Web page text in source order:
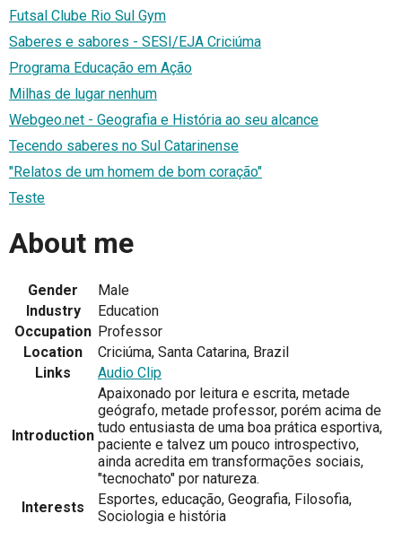
Futsal Clube Rio Sul Gym
Saberes e sabores - SESI/EJA Criciúma
Programa Educação em Ação
Milhas de lugar nenhum
Webgeo.net - Geografia e História ao seu alcance
Tecendo saberes no Sul Catarinense
"Relatos de um homem de bom coração"
Teste
About me
Gender
Male
Industry
Education
Occupation Professor
Location
Criciúma, Santa Catarina, Brazil
Links
Audio Clip
Introduction
Apaixonado por leitura e escrita, metade
geógrafo, metade professor, porém acima de
tudo entusiasta de uma boa prática esportiva,
paciente e talvez um pouco introspectivo,
ainda acredita em transformações sociais,
"tecnochato" por natureza.
Interests
Esportes, educação, Geografia, Filosofia,
Sociologia e história